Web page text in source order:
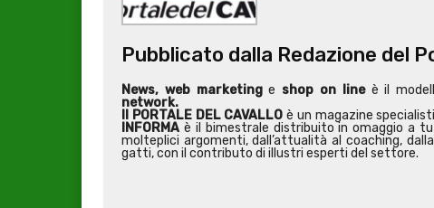
Pubblicato dalla Redazione del
News, web marketinge shop on line è il
network.
Il PORTALE DEL CAVALLO è un magazine
INFORMA è il bimestrale distribuito in omaggio a
molteplici argomenti, dall’attualità al coaching,
gatti, con il contributo di illustri esperti del settore.